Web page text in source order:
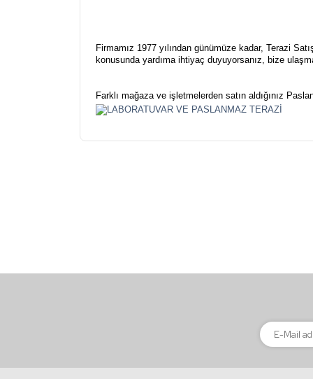
Firmamız 1977 yılından günümüze kadar, Terazi
konusunda yardıma ihtiyaç duyuyorsanız, bize
Farklı mağaza ve işletmelerden satın aldığınız
Görüş ve önerileriniz için teşekkür ederiz.